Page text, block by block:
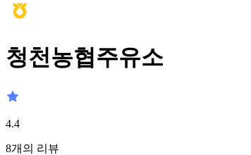
청천농협주유소
4.4
8개의 리뷰